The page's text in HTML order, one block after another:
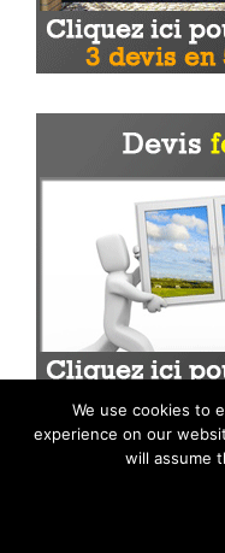
We use cookies to
experience on our
will assume